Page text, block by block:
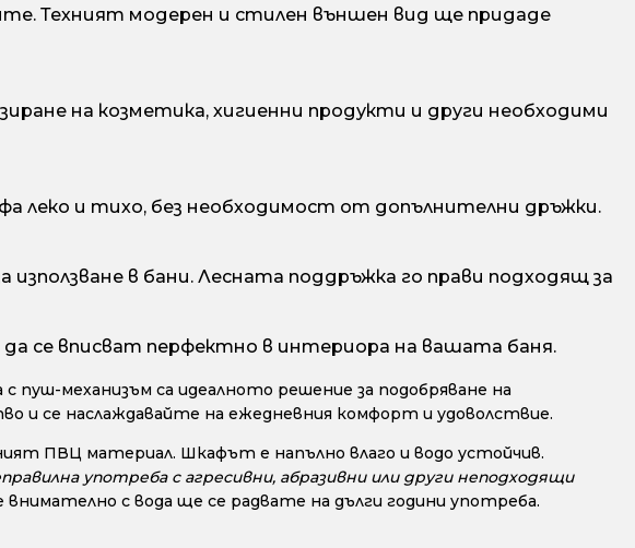
Техният модерен и стилен външен вид ще придаде
на козметика, хигиенни продукти и други необходими
леко и тихо, без необходимост от допълнителни дръжки.
в бани. Лесната поддръжка го прави подходящ за
се вписват перфектно в интериора на вашата баня.
механизъм са идеалното решение за подобряване на
и се наслаждавайте на ежедневния комфорт и удоволствие.
ПВЦ материал. Шкафът е напълно влаго и водо устойчив.
употреба с агресивни, абразивни или други неподходящи
с вода ще се радвате на дълги години употреба.